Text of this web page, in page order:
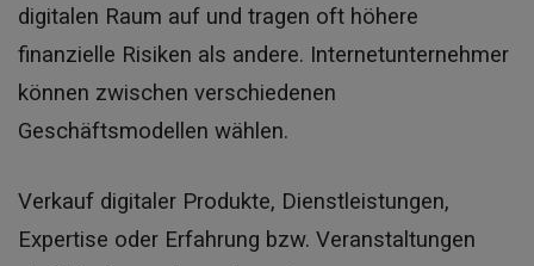
digitalen Raum auf und tragen oft höhere
finanzielle Risiken als andere. Internetunternehmer
können zwischen verschiedenen
Geschäftsmodellen wählen.
Verkauf digitaler Produkte, Dienstleistungen,
Expertise oder Erfahrung bzw. Veranstaltungen